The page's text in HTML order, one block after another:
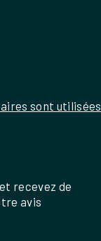
sont utilisées
recevez de
avis